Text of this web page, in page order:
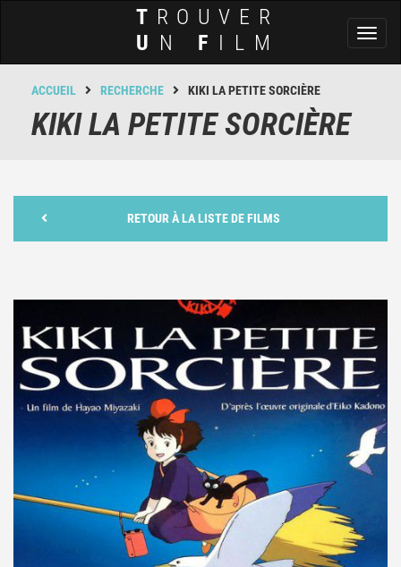
T ROUVER
U N F ILM
ACCUEIL RECHERCHE KIKI LA PETITE SORCIÈRE
KIKI LA PETITE SORCIÈRE
RETOUR À LA LISTE DE FILMS